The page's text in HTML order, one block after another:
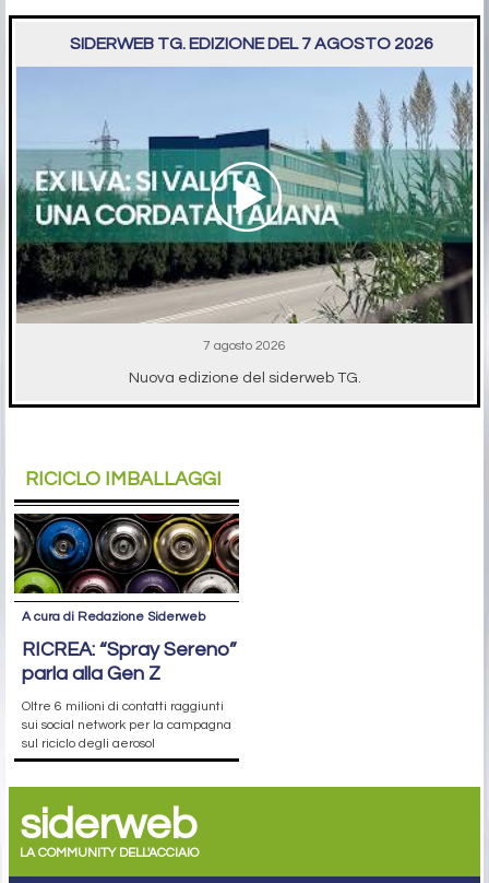
SIDERWEB TG. EDIZIONE DEL 7 AGOSTO 2026
7 agosto 2026
Nuova edizione del siderweb TG.
RICICLO IMBALLAGGI
A cura di Redazione Siderweb
RICREA: “Spray Sereno”
parla alla Gen Z
Oltre 6 milioni di contatti raggiunti
sui social network per la campagna
sul riciclo degli aerosol
siderweb
LA COMMUNITY DELL'ACCIAIO